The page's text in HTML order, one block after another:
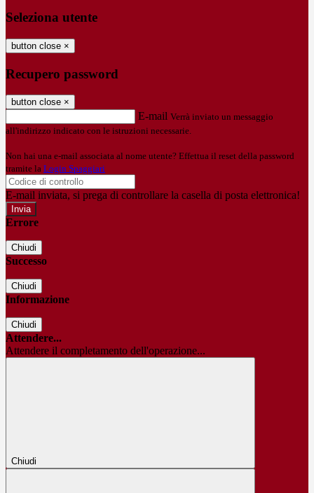
Seleziona utente
button close ×
Recupero password
button close ×
E-mail Verrà inviato un messaggio
all'indirizzo indicato con le istruzioni necessarie.
Non hai una e-mail associata al nome utente? Effettua il reset della password
tramite la Login Spaggiari
E-mail inviata, si prega di controllare la casella di posta elettronica!
Errore
Chiudi
Successo
Chiudi
Informazione
Chiudi
Attendere...
Attendere il completamento dell'operazione...
Chiudi